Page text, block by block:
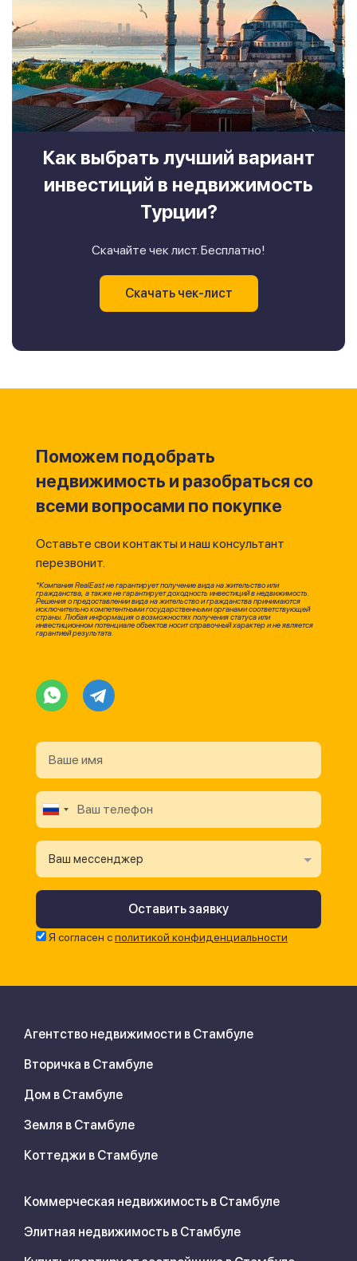
Как выбрать лучший вариант
инвестиций в недвижимость
Турции?
Скачайте чек лист. Бесплатно!
Скачать чек-лист
Поможем подобрать
недвижимость и разобраться со
всеми вопросами по покупке
Оставьте свои контакты и наш консультант
перезвонит.
*Компания RealEast не гарантирует получение вида на жительство или
гражданства, а также не гарантирует доходность инвестиций в недвижимость.
Решения о предоставлении вида на жительство и гражданства принимаются
исключительно компетентными государственными органами соответствующей
страны. Любая информация о возможностях получения статуса или
инвестиционном потенциале объектов носит справочный характер и не является
гарантией результата.
Ваш мессенджер
Я согласен сполитикой конфиденциальности
Агентство недвижимости в Стамбуле
Вторичка в Стамбуле
Дом в Стамбуле
Земля в Стамбуле
Коттеджи в Стамбуле
Коммерческая недвижимость в Стамбуле
Элитная недвижимость в Стамбуле